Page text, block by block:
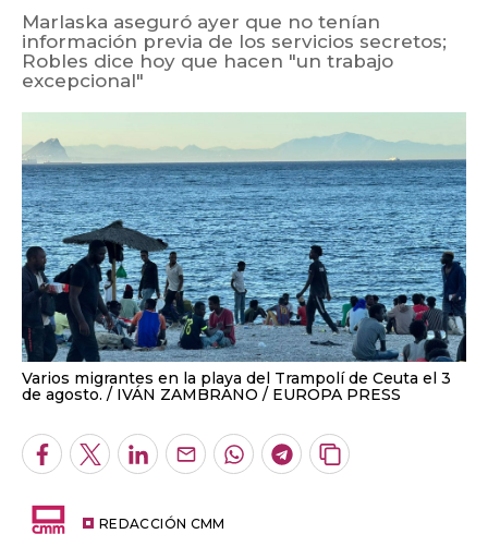
Marlaska aseguró ayer que no tenían
información previa de los servicios secretos;
Robles dice hoy que hacen "un trabajo
excepcional"
Varios migrantes en la playa del Trampolí de Ceuta el 3
de agosto.
IVÁN ZAMBRANO / EUROPA PRESS
Facebook
TwitterLinkedInEnviarWhatsapp
Telegram
Copiar
REDACCIÓN CMM